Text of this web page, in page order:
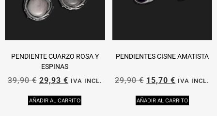
PENDIENTE CUARZO ROSA Y
ESPINAS
39,90€ 29,93 € IVA INCL.
AÑADIR AL CARRITO
PENDIENTES CISNE AMATISTA
29,90€ 15,70€ IVA INCL.
AÑADIR AL CARRITO